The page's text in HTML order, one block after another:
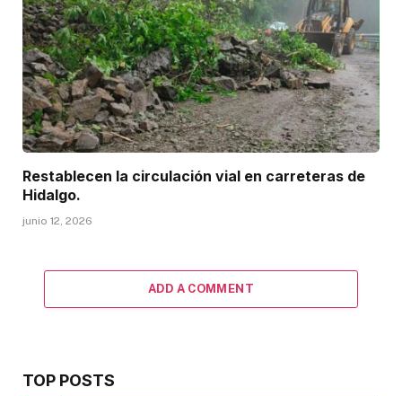
Restablecen la circulación vial en carreteras de
Hidalgo.
junio 12, 2026
ADD A COMMENT
TOP POSTS